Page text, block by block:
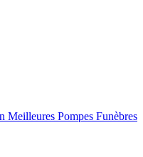
Meilleures Pompes Funèbres